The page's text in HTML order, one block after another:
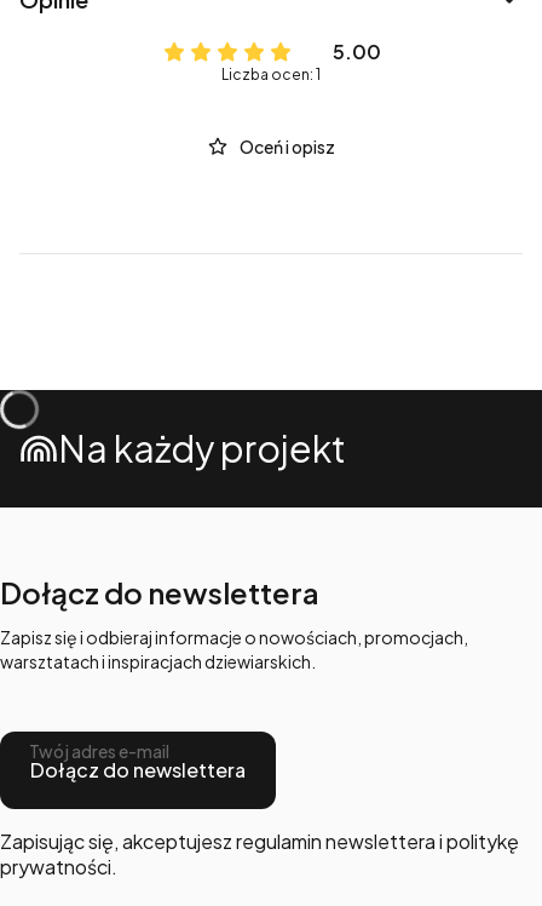
5.00
Liczba ocen: 1
Oceń i opisz
Na każdy projekt
Dołącz do newslettera
Zapisz się i odbieraj informacje o nowościach, promocjach,
warsztatach i inspiracjach dziewiarskich.
Twój adres e-mail
Dołącz do newslettera
Zapisując się, akceptujesz regulamin newslettera i politykę
prywatności.